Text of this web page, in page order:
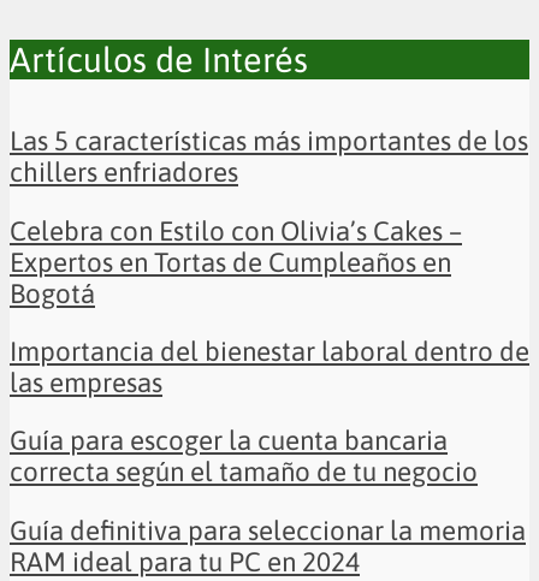
Artículos de Interés
Las 5 características más importantes de los
chillers enfriadores
Celebra con Estilo con Olivia’s Cakes –
Expertos en Tortas de Cumpleaños en
Bogotá
Importancia del bienestar laboral dentro de
las empresas
Guía para escoger la cuenta bancaria
correcta según el tamaño de tu negocio
Guía definitiva para seleccionar la memoria
RAM ideal para tu PC en 2024